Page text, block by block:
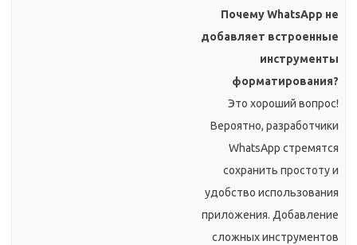
Почему WhatsApp не
добавляет встроенные
инструменты
форматирования?
Это хороший вопрос!
Вероятно, разработчики
WhatsApp стремятся
сохранить простоту и
удобство использования
приложения. Добавление
сложных инструментов